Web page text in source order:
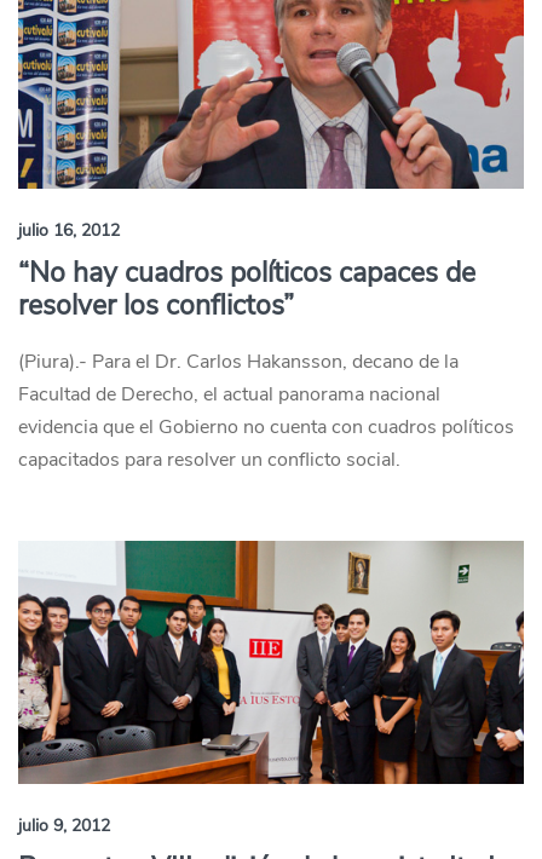
julio 16, 2012
“No hay cuadros políticos capaces de
resolver los conflictos”
(Piura).- Para el Dr. Carlos Hakansson, decano de la
Facultad de Derecho, el actual panorama nacional
evidencia que el Gobierno no cuenta con cuadros políticos
capacitados para resolver un conflicto social.
julio 9, 2012